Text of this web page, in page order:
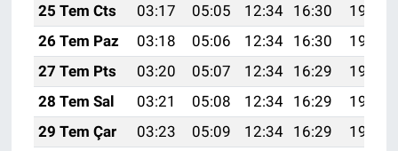
25 Tem Cts
03:17 05:05 12:34 16:30
19:53
26 Tem Paz
03:18 05:06 12:34 16:30
19:52
27 Tem Pts
03:20 05:07 12:34 16:29
19:51
28 Tem Sal
03:21 05:08 12:34 16:29
19:50
29 Tem Çar
03:23 05:09 12:34 16:29
19:49